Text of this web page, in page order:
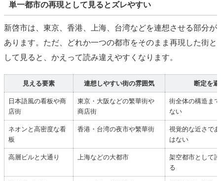
単一都市の再現として見るとズレやすい
新啓市は、東京、香港、上海、台湾などを連想させる部分が
あります。ただ、どれか一つの都市をそのまま再現した街と
して見ると、かえって読み違えやすくなります。
見える要素 連想しやすい街の雰囲気 断定を
日本語風の看板や商
店街
東京・大阪などの繁華街や
商店街
街全体の構造ま
ない
ネオンと高密度な看
板
香港・台湾の夜市や繁華街
視覚的な近さで
はない
高層ビルと大通り 上海などの大都市
架空都市として
る